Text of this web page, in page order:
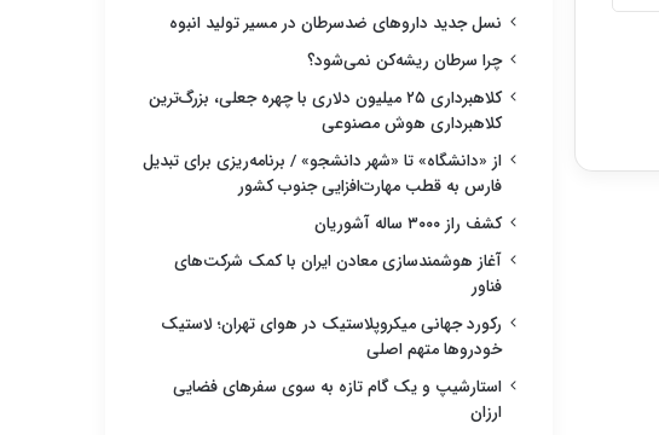
نسل جدید داروهای ضدسرطان در مسیر تولید انبوه
چرا سرطان ریشه‌کن نمی‌شود؟
کلاهبرداری ۲۵ میلیون دلاری با چهره جعلی، بزرگ‌ترین
کلاهبرداری هوش مصنوعی
از «دانشگاه» تا «شهر دانشجو» / برنامه‌ریزی برای تبدیل
فارس به قطب مهارت‌افزایی جنوب کشور
کشف راز ۳۰۰۰ ساله آشوریان
آغاز هوشمندسازی معادن ایران با کمک شرکت‌های
فناور
رکورد جهانی میکروپلاستیک در هوای تهران؛ لاستیک
خودروها متهم اصلی
استارشیپ و یک گام تازه به سوی سفرهای فضایی
ارزان